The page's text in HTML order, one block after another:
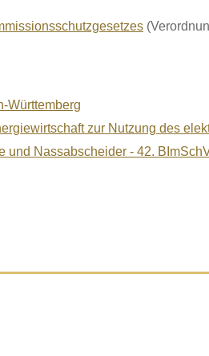
Württemberg
zur Nutzung des
und Nassabscheider - 42.